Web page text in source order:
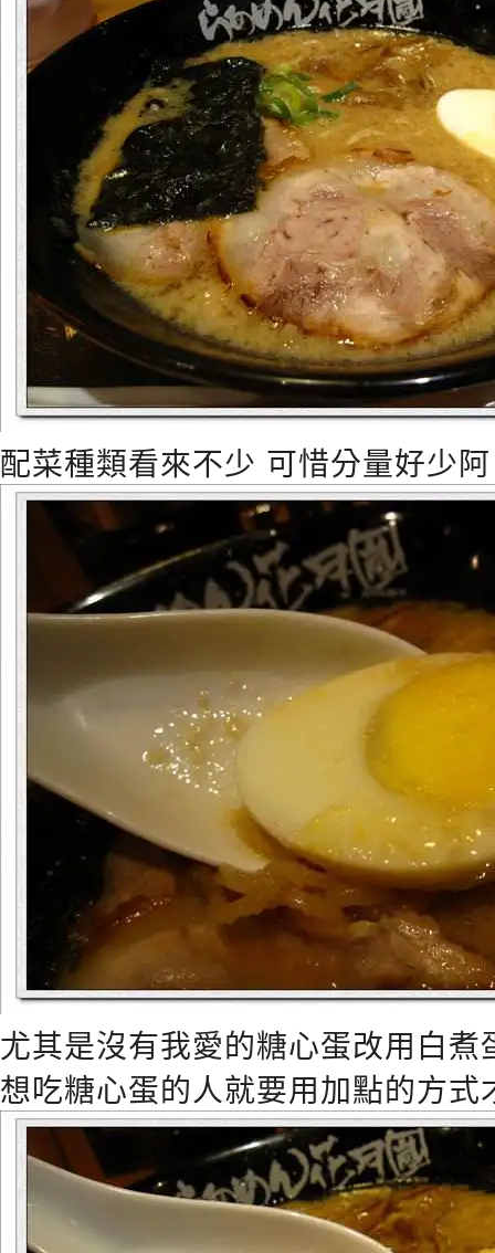
配菜種類看來不少 可惜分量好少阿
尤其是沒有我愛的糖心蛋改用白煮
想吃糖心蛋的人就要用加點的方式